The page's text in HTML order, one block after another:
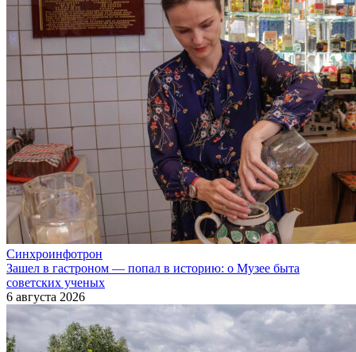
Синхроинфотрон
Зашел в гастроном — попал в историю: о Музее быта
советских ученых
6 августа 2026